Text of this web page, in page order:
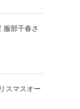
服部千春さ
スマスオー